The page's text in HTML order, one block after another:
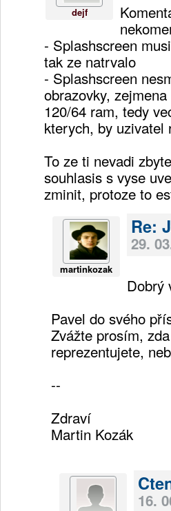
dejf
- Splashscreen
tak ze natrvalo
- Splashscreen
obrazovky,
120/64 ram, tedy
kterych, by uzivatel
To ze ti nevadi
souhlasis s vyse
zminit, protoze to
martinkozak
Re:
29.
Dobrý
Pavel do svého
Zvážte prosím,
reprezentujete,
--
Zdraví
Martin Kozák
16.